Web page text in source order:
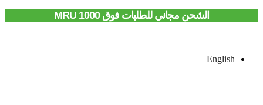
الشحن مجاني للطلبات فوق 1000 MRU
English